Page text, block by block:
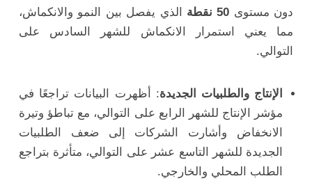
دون مستوى 50 نقطة
الذي يفصل بين النمو والانكماش،
مما يعني استمرار الانكماش للشهر السادس على
التوالي.
الإنتاج والطلبيات الجديدة: أظهرت البيانات تراجعًا في
مؤشر الإنتاج للشهر الرابع على التوالي، مع تباطؤ وتيرة
الانخفاض وأشارت الشركات إلى ضعف الطلبيات
الجديدة للشهر التاسع عشر على التوالي، متأثرة بتراجع
الطلب المحلي والخارجي.